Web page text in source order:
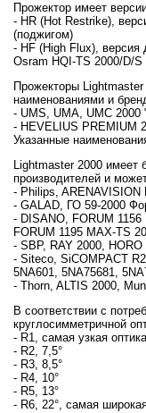
Прожектор имеет
- HR (Hot Restrike),
(поджигом)
- HF (High Flux),
Osram HQI-TS 2000/D/
Прожекторы
наименованиями и
- UMS, UMA, UMC 2000
- HEVELIUS PREMIUM
Указанные
Lightmaster 2000 имеет
производителей и
- Philips, ARENAVISION
- GALAD, ГО 59-2000
- DISANO, FORUM
FORUM 1195 MAX-TS
- SBP, RAY 2000,
- Siteco, SiCOMPACT
5NA601, 5NA75681,
- Thorn, ALTIS 2000,
В соответствии с
круглосимметричной
- R1, самая узкая
- R2, 7,5°
- R3, 8,5°
- R4, 10°
- R5, 13°
- R6, 22°, самая